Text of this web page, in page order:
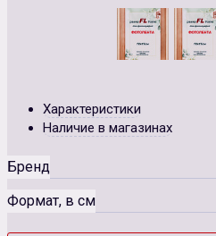
Характеристики
Наличие в магазинах
Бренд
Формат, в см